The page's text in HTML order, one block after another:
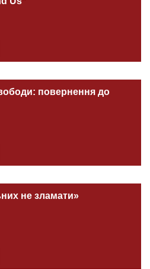
повернення до
не зламати»